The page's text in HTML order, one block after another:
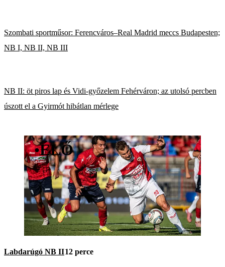
Szombati sportműsor: Ferencváros–Real Madrid meccs Budapesten;
NB I, NB II, NB III
NB II: öt piros lap és Vidi-győzelem Fehérváron; az utolsó percben
úszott el a Gyirmót hibátlan mérlege
•ÉLŐ
Labdarúgó NB II12 perce